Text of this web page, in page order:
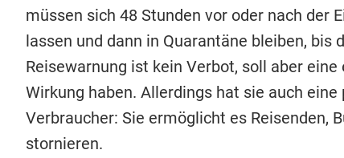
müssen sich 48 Stunden vor oder nach der
lassen und dann in Quarantäne bleiben, bis
Reisewarnung ist kein Verbot, soll aber
Wirkung haben. Allerdings hat sie auch
Verbraucher: Sie ermöglicht es Reisenden,
stornieren.